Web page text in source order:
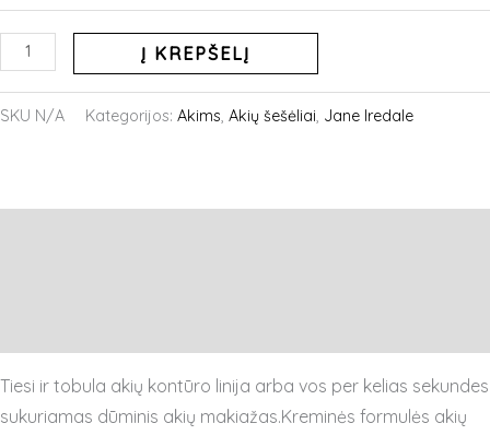
kreminiai
šešėliai
Į KREPŠELĮ
SKU N/A Kategorijos: Akims, Akių šešėliai, Jane Iredale
Tiesi ir tobula akių kontūro linija arba vos per kelias sekundes
sukuriamas dūminis akių makiažas.Kreminės formulės akių